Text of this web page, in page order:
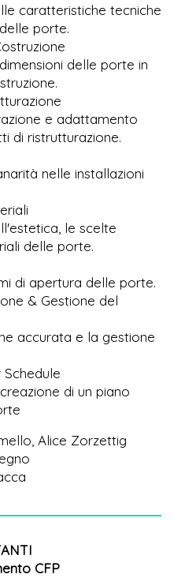
caratteristiche tecniche
porte.
delle porte in
e adattamento
di ristrutturazione.
nelle installazioni
le scelte
delle porte.
di apertura delle porte.
& Gestione del
accurata e la gestione
di un piano
Alice Zorzettig
CFP